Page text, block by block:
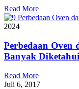
Read More
2024
Perbedaan Oven
Banyak Diketahui
Read More
Juli 6, 2017